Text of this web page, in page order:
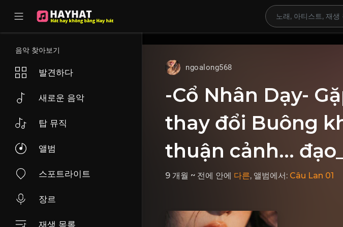
음악 찾아보기
발견하다
새로운 음악
탑 뮤직
앨범
스포트라이트
장르
재생 목록
ngoalong568
-Cổ Nhân Dạy-
thay đổi Buông
thuận cảnh...
9 개월 ~ 전에 안에 다른, 앨범에서: Câu Lan 01